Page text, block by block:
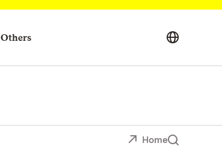
Others
Home